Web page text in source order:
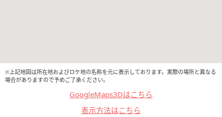
※上記地図は所在地およびロケ地の名称を元に表示しております。実際の場所と異なる
場合がありますので予めご了承ください。
GoogleMaps3Dはこちら
表示方法はこちら